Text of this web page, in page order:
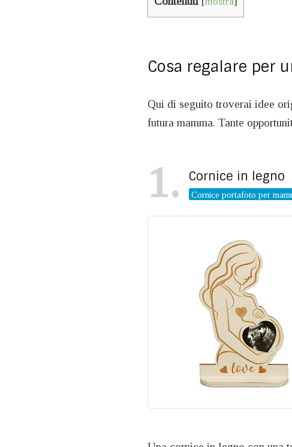
Cosa regalare per
Qui di seguito troverai idee
futura mamma. Tante
1 Cornice in legno
Cornice portafoto per